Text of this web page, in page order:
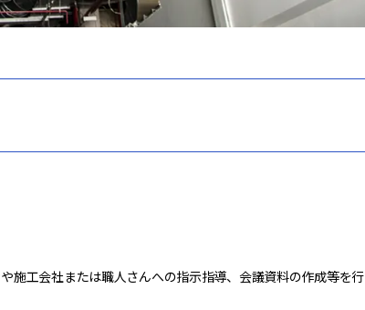
施工会社または職人さんへの指示指導、会議資料の作成等を行